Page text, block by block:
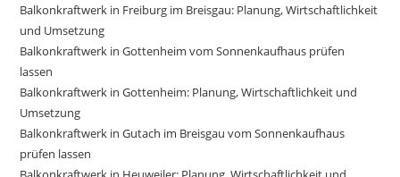
Balkonkraftwerk in Freiburg im Breisgau: Planung, Wirtschaftlichkeit
und Umsetzung
Balkonkraftwerk in Gottenheim vom Sonnenkaufhaus prüfen
lassen
Balkonkraftwerk in Gottenheim: Planung, Wirtschaftlichkeit und
Umsetzung
Balkonkraftwerk in Gutach im Breisgau vom Sonnenkaufhaus
prüfen lassen